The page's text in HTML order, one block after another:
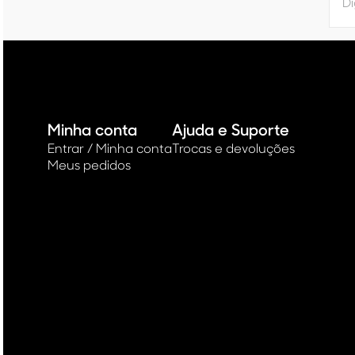
Minha conta
Entrar / Minha conta
Meus pedidos
Ajuda e Suporte
Trocas e devoluções